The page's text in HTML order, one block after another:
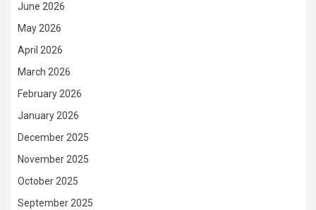
June 2026
May 2026
April 2026
March 2026
February 2026
January 2026
December 2025
November 2025
October 2025
September 2025